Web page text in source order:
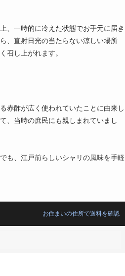
、一時的に冷えた状態でお手元に届き
、直射日光の当たらない涼しい場所
召し上がれます。
赤酢が広く使われていたことに由来し
、当時の庶民にも親しまれていまし
も、江戸前らしいシャリの風味を手軽
お住まいの住所で送料を確認